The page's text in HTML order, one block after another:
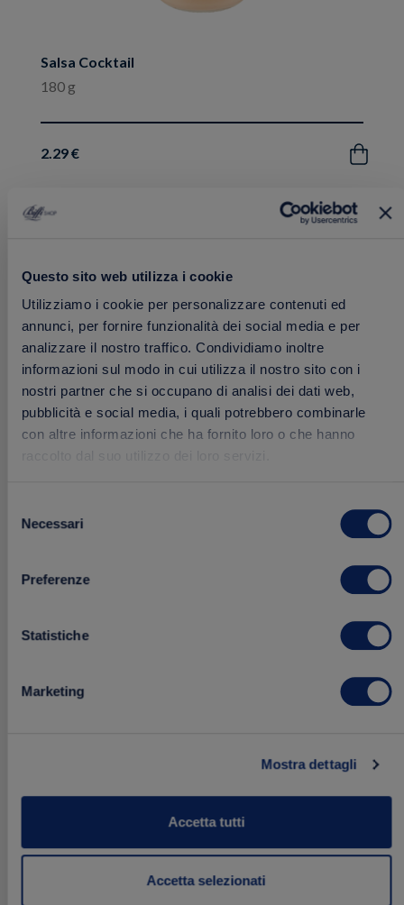
Questo sito web utilizza i cookie
Utilizziamo i cookie per personalizzare contenuti ed
annunci, per fornire funzionalità dei social media e per
analizzare il nostro traffico. Condividiamo inoltre
informazioni sul modo in cui utilizza il nostro sito con i
nostri partner che si occupano di analisi dei dati web,
pubblicità e social media, i quali potrebbero combinarle
con altre informazioni che ha fornito loro o che hanno
delNecessari
Preferenze
Statistiche
Marketing
Mostra dettagli
Accetta tutti
Accetta selezionati
Salsa Cocktail
180 g
2.29 € Acquista
Salsa Tartara
Aggiungi